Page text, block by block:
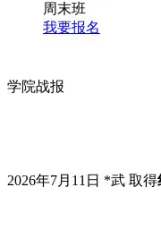
周末班
我要报名
学院战报
2026年7月11日 *武 取得